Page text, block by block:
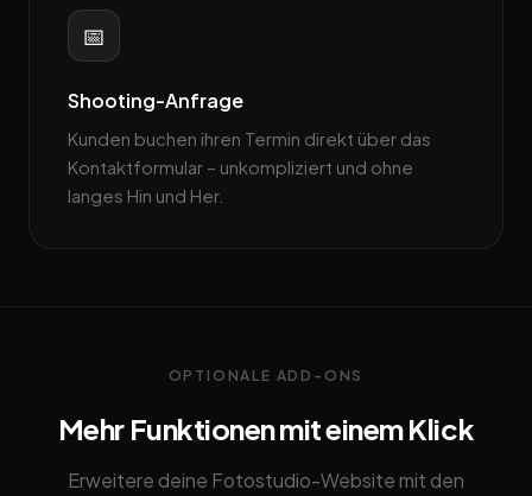
📅
Shooting-Anfrage
Kunden buchen ihren Termin direkt über das
Kontaktformular – unkompliziert und ohne
langes Hin und Her.
OPTIONALE ADD-ONS
Mehr Funktionen mit einem Klick
Erweitere deine Fotostudio-Website mit den